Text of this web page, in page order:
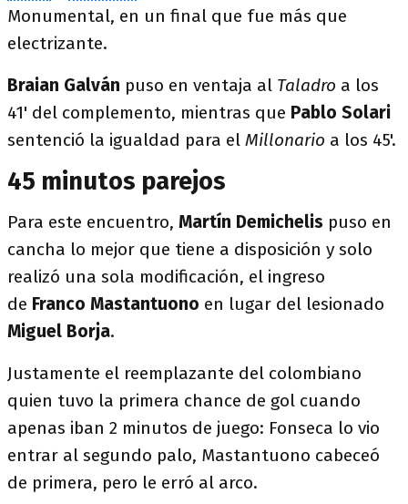
Monumental, en un final que fue más que
electrizante.
Braian Galván puso en ventaja al Taladro a los
41' del complemento, mientras que Pablo Solari
sentenció la igualdad para el Millonario a los 45'.
45 minutos parejos
Para este encuentro, Martín Demichelis puso en
cancha lo mejor que tiene a disposición y solo
realizó una sola modificación, el ingreso
de Franco Mastantuono en lugar del lesionado
Miguel Borja.
Justamente el reemplazante del colombiano
quien tuvo la primera chance de gol cuando
apenas iban 2 minutos de juego: Fonseca lo vio
entrar al segundo palo, Mastantuono cabeceó
de primera, pero le erró al arco.